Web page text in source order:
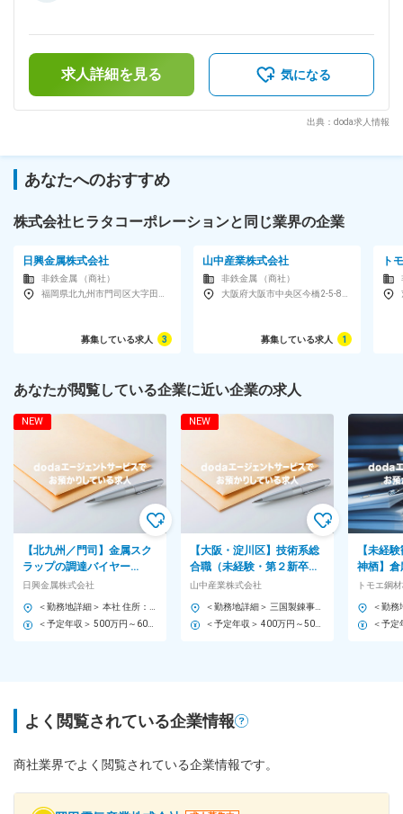
や資格は入社時に取得していなくても問題ありません。社内規
定に資格取得の一部補助があるため、仕事をしながら取得も可
能です。 ■当社の強み： 当社はステンレス・アルミなどの非
鉄金属のスクラップを主に扱っており、特に銅に強みを持って
において、導電率の高い銅素材の需要は、脱炭素資源として需
し、さらなる業績拡大に向けて尽力しています。 変更の範
去実績）※2年目より支給となります。賃金はあくまでも目安
の金額であり、選考を通じて上下する可能性があります。月給
(月額)は固定手当を含めた表記です。
求人詳細を見る 気になる
出典：doda求人情報
あなたへのおすすめ
株式会社ヒラタコーポレーションと同じ業界の企業
日興金属株式会社
非鉄金属 （商社）
募集している求人 3
山中産業株式会社
非鉄金属 （商社）
募集している求人 1
ト
あなたが閲覧している企業に近い企業の求人
NEW
【北九州／門司】金属スク
ラップの調達バイヤー
◆OJT・研修制度◎／転勤
日興金属株式会社
NEW
【大阪・淀川区】技術系総
合職（未経験・第２新卒歓
迎）／創業160年超／１日
７H勤務／夜勤・転勤無
山中産業株式会社
【未経
神栖】
出荷等
／転勤
トモエ鋼
よく閲覧されている企業情報
商社業界でよく閲覧されている企業情報です。